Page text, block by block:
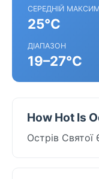
СЕРЕДНІЙ
25°C
ДІАПАЗОН
19–27°C
How Hot Is
Острів